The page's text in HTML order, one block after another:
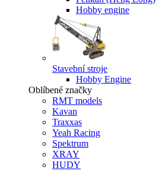
Hobby engine
Stavební stroje
Hobby Engine
Oblíbené značky
RMT models
Kavan
Traxxas
Yeah Racing
Spektrum
XRAY
HUDY